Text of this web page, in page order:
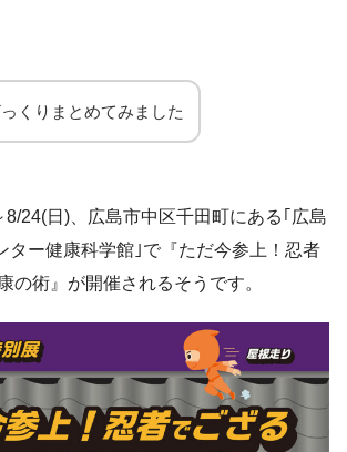
くりまとめてみました
8/24(日)、広島市中区千田町にある｢広島
ター健康科学館｣で『ただ今参上！忍者
の術』が開催されるそうです。